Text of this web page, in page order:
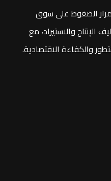
الضغوط على سوق
الإنتاج والاستيراد، مع
والكفاءة الاقتصادية.